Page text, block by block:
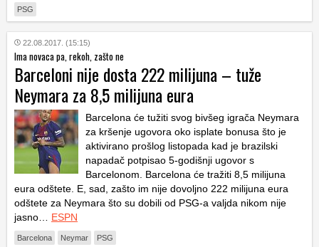
PSG
22.08.2017. (15:15)
Ima novaca pa, rekoh, zašto ne
Barceloni nije dosta 222 milijuna – tuže
Neymara za 8,5 milijuna eura
Barcelona će tužiti svog bivšeg igrača Neymara
za kršenje ugovora oko isplate bonusa što je
aktivirano prošlog listopada kad je brazilski
napadač potpisao 5-godišnji ugovor s
Barcelonom. Barcelona će tražiti 8,5 milijuna
eura odštete. E, sad, zašto im nije dovoljno 222 milijuna eura
odštete za Neymara što su dobili od PSG-a valjda nikom nije
jasno… ESPN
Barcelona Neymar PSG